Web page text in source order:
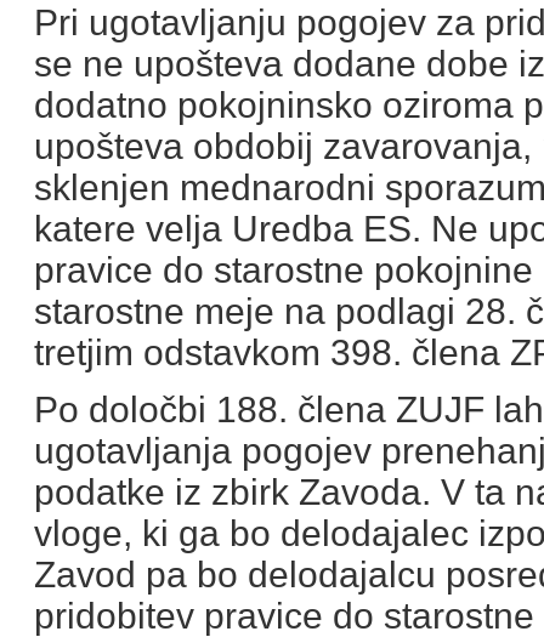
Pri ugotavljanju pogojev za
se ne upošteva dodane dobe
dodatno pokojninsko oziroma
upošteva obdobij
sklenjen mednarodni
katere velja Uredba ES. Ne
pravice do starostne
starostne meje na podlagi 28.
tretjim odstavkom 398. člena
Po določbi 188. člena ZUJF
ugotavljanja pogojev
podatke iz zbirk Zavoda. V ta
vloge, ki ga bo delodajalec
Zavod pa bo delodajalcu
pridobitev pravice do